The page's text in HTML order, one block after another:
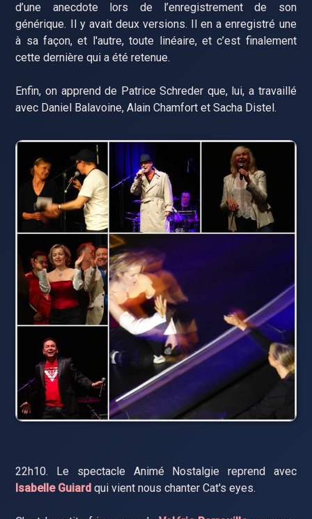
d’une anecdote lors de l’enregistrement de son
générique. Il y avait deux versions. Il en a enregistré une
à sa façon, et l'autre, toute linéaire, et c’est finalement
cette dernière qui a été retenue.
Enfin, on apprend de Patrice Schreder que, lui, a travaillé
avec Daniel Balavoine, Alain Chamfort et Sacha Distel.
22h10. Le spectacle Animé Nostalgie reprend avec
Isabelle Guiard qui vient nous chanter Cat's eyes.